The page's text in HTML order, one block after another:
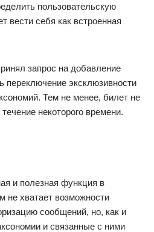
пользовательскую
вести себя как встроенная
запрос на добавление
переключение эксклюзивности
Тем не менее, билет не
некоторого времени.
и полезная функция в
не хватает возможности
сообщений, но, как и
и связанные с ними